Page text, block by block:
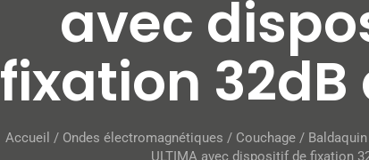
avec
fixation 32dB
Accueil / Ondes électromagnétiques / Couchage / Baldaquin
ULTIMA avec dispositif de fixation